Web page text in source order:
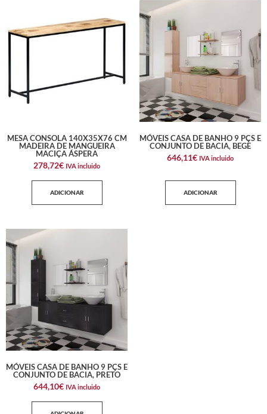
MESA CONSOLA 140X35X76 CM
MADEIRA DE MANGUEIRA
MACIÇA ÁSPERA
278,72€ IVA incluido
ADICIONAR
MÓVEIS CASA DE BANHO 9 PÇS E
CONJUNTO DE BACIA, BEGE
646,11€ IVA incluido
ADICIONAR
MÓVEIS CASA DE BANHO 9 PÇS E
CONJUNTO DE BACIA, PRETO
644,10€ IVA incluido